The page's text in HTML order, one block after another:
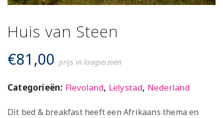
Huis van Steen
€81,00 prijs in laagseizoen
Categorieën: Flevoland, Lelystad, Nederland
Dit bed & breakfast heeft een Afrikaans thema en